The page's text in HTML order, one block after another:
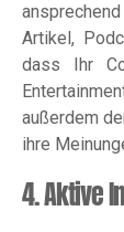
Artikel,
dass Ihr
außerdem
ihre
4. Aktive